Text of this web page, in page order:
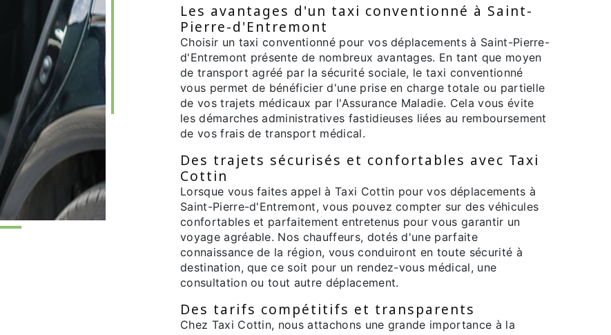
Les avantages d'un taxi conventionné à Saint-
Pierre-d'Entremont
Choisir un taxi conventionné pour vos déplacements à Saint-Pierre-
d'Entremont présente de nombreux avantages. En tant que moyen
de transport agréé par la sécurité sociale, le taxi conventionné
vous permet de bénéficier d'une prise en charge totale ou partielle
de vos trajets médicaux par l'Assurance Maladie. Cela vous évite
les démarches administratives fastidieuses liées au remboursement
de vos frais de transport médical.
Des trajets sécurisés et confortables avec Taxi
Cottin
Lorsque vous faites appel à Taxi Cottin pour vos déplacements à
Saint-Pierre-d'Entremont, vous pouvez compter sur des véhicules
confortables et parfaitement entretenus pour vous garantir un
voyage agréable. Nos chauffeurs, dotés d'une parfaite
connaissance de la région, vous conduiront en toute sécurité à
destination, que ce soit pour un rendez-vous médical, une
consultation ou tout autre déplacement.
Des tarifs compétitifs et transparents
Chez Taxi Cottin, nous attachons une grande importance à la